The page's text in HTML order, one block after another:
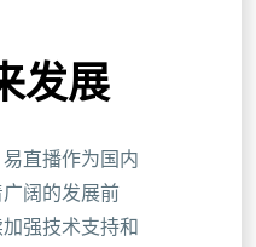
发展
直播作为国内
阔的发展前
强技术支持和